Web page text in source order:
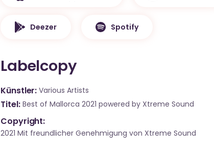
Deezer Spotify
Labelcopy
Künstler Various Artists
Titel Best of Mallorca 2021 powered by Xtreme Sound
Copyright:
2021 Mit freundlicher Genehmigung von Xtreme Sound